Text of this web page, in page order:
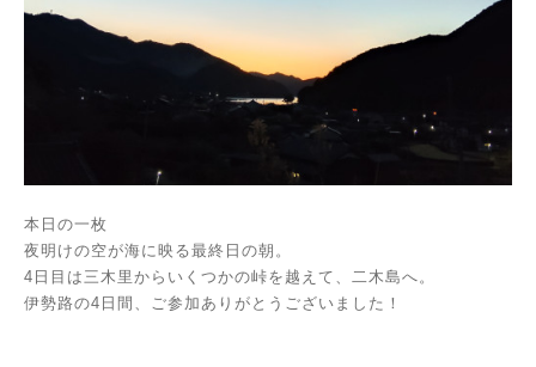
本日の一枚
夜明けの空が海に映る最終日の朝。
4日目は三木里からいくつかの峠を越えて、二木島へ。
伊勢路の4日間、ご参加ありがとうございました！